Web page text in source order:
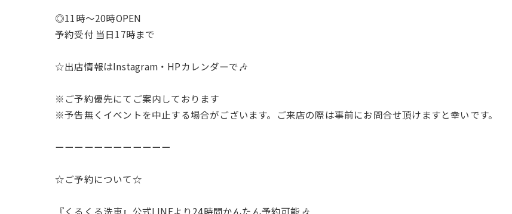
◎11時〜20時OPEN
予約受付 当日17時まで
☆出店情報はInstagram・HPカレンダーで🎶
※ご予約優先にてご案内しております
※予告無くイベントを中止する場合がございます。ご来店の際は事前にお問合せ頂けますと幸いです。
ーーーーーーーーーーーー
☆ご予約について☆
『くるくる洗車』公式LINEより24時間かんたん予約可能🎶